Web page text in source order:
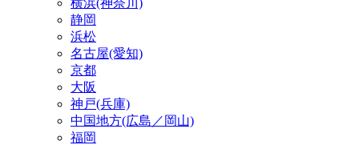
静岡
浜松
名古屋(愛知)
京都
大阪
神戸(兵庫)
中国地方(広島／岡山)
福岡